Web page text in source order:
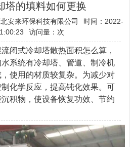
塔的填料如何更换
安来环保科技有限公司
时间：2022-
访问量： 次
闭式冷却塔散热面积怎么算，
系统有冷却塔、管道、制冷机
使用的材质较复杂。为减少对
化学反应，提高钝化效果。可
积物，使设备恢复功效、节约